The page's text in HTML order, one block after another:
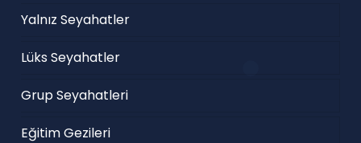
Yalnız Seyahatler
Lüks Seyahatler
Grup Seyahatleri
Eğitim Gezileri